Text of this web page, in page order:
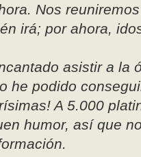
Nos
irá; por ahora,
asistir a la
he podido
A 5.000
humor, así que